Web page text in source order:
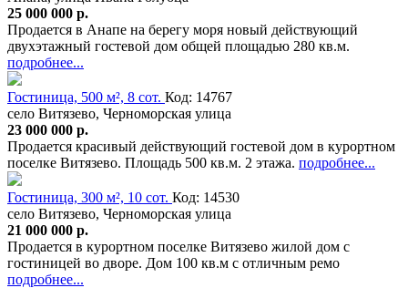
25 000 000 р.
Продается в Анапе на берегу моря новый действующий
двухэтажный гостевой дом общей площадью 280 кв.м.
подробнее...
Гостиница, 500 м², 8 сот. Код: 14767
село Витязево, Черноморская улица
23 000 000 р.
Продается красивый действующий гостевой дом в курортном
поселке Витязево. Площадь 500 кв.м. 2 этажа. подробнее...
Гостиница, 300 м², 10 сот. Код: 14530
село Витязево, Черноморская улица
21 000 000 р.
Продается в курортном поселке Витязево жилой дом с
гостиницей во дворе. Дом 100 кв.м с отличным ремо
подробнее...